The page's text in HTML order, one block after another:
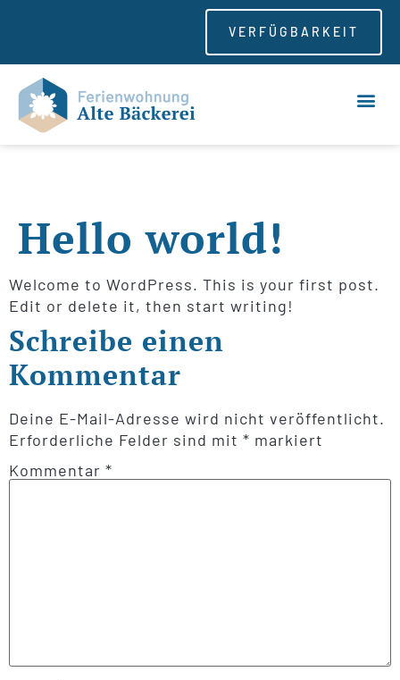
VERFÜGBARKEIT
Hello world!
Welcome to WordPress. This is your first post.
Edit or delete it, then start writing!
Schreibe einen
Kommentar
Deine E-Mail-Adresse wird nicht veröffentlicht.
Erforderliche Felder sind mit * markiert
Kommentar *